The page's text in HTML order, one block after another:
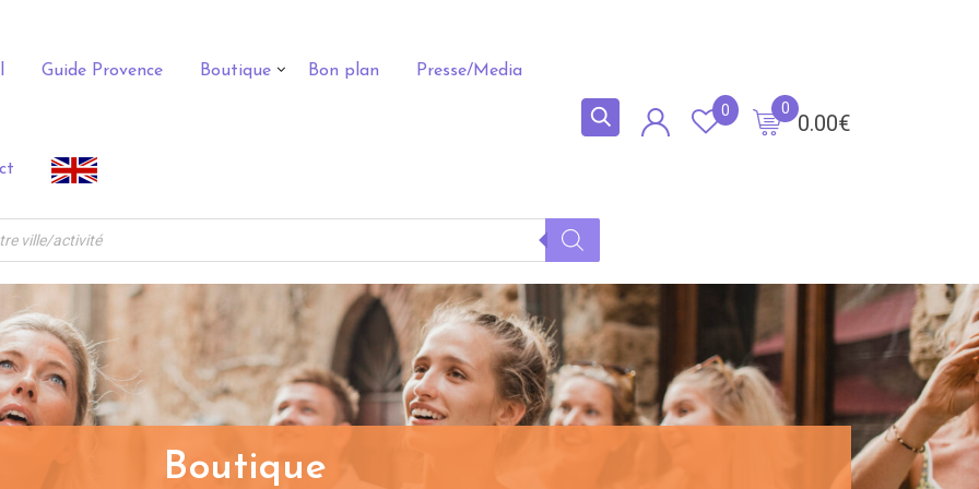
Guide Provence Boutique Bon plan Presse/Media
0.00€
0
0
Boutique